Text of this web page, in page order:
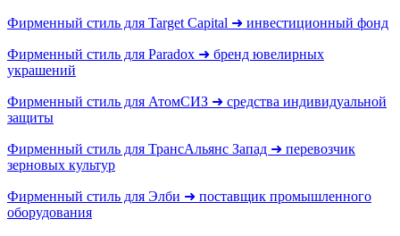
Фирменный стиль для Target Capital ➜ инвестиционный фонд
Фирменный стиль для Paradox ➜ бренд ювелирных
украшений
Фирменный стиль для АтомСИЗ ➜ cредства индивидуальной
защиты
Фирменный стиль для ТрансАльянс Запад ➜ перевозчик
зерновых культур
Фирменный стиль для Элби ➜ поставщик промышленного
оборудования